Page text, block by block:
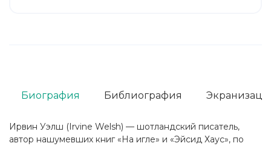
Ирвин Уэлш (Irvine Welsh) — шотландский писатель,
автор нашумевших книг «На игле» и «Эйсид Хаус», по
Биография Библиография